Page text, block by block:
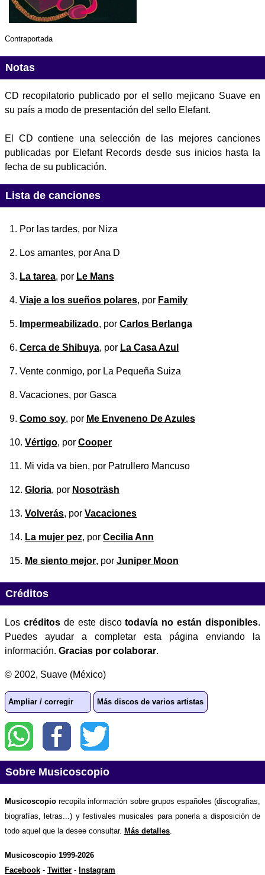
Contraportada
Notas
CD recopilatorio publicado por el sello mejicano Suave en
su país a modo de presentación del sello Elefant.
El CD contiene una selección de las mejores canciones
publicadas por Elefant Records desde sus inicios hasta la
fecha de su publicación.
Lista de canciones
Por las tardes, por Niza
Los amantes, por Ana D
La tarea, por Le Mans
Viaje a los sueños polares, por Family
Impermeabilizado, por Carlos Berlanga
Cerca de Shibuya, por La Casa Azul
Vente conmigo, por La Pequeña Suiza
Vacaciones, por Gasca
Como soy, por Me Enveneno De Azules
Vértigo, por Cooper
Mi vida va bien, por Patrullero Mancuso
Gloria, por Nosoträsh
Volverás, por Vacaciones
La mujer pez, por Cecilia Ann
Me siento mejor, por Juniper Moon
Créditos
Los créditosde este discotodavía no están disponibles.
Puedes ayudar a completar esta página enviando la
información. Gracias por colaborar.
© 2002, Suave (México)
Ampliar / corregir Más discos de varios artistas
Sobre Musicoscopio
Musicoscopio recopila información sobre grupos españoles (discografias,
biografías, letras...) y festivales musicales para ponerla a disposición de
todo aquel que la desee consultar. Más detalles
Musicoscopio 1999-2026
Facebook - Twitter - Instagram